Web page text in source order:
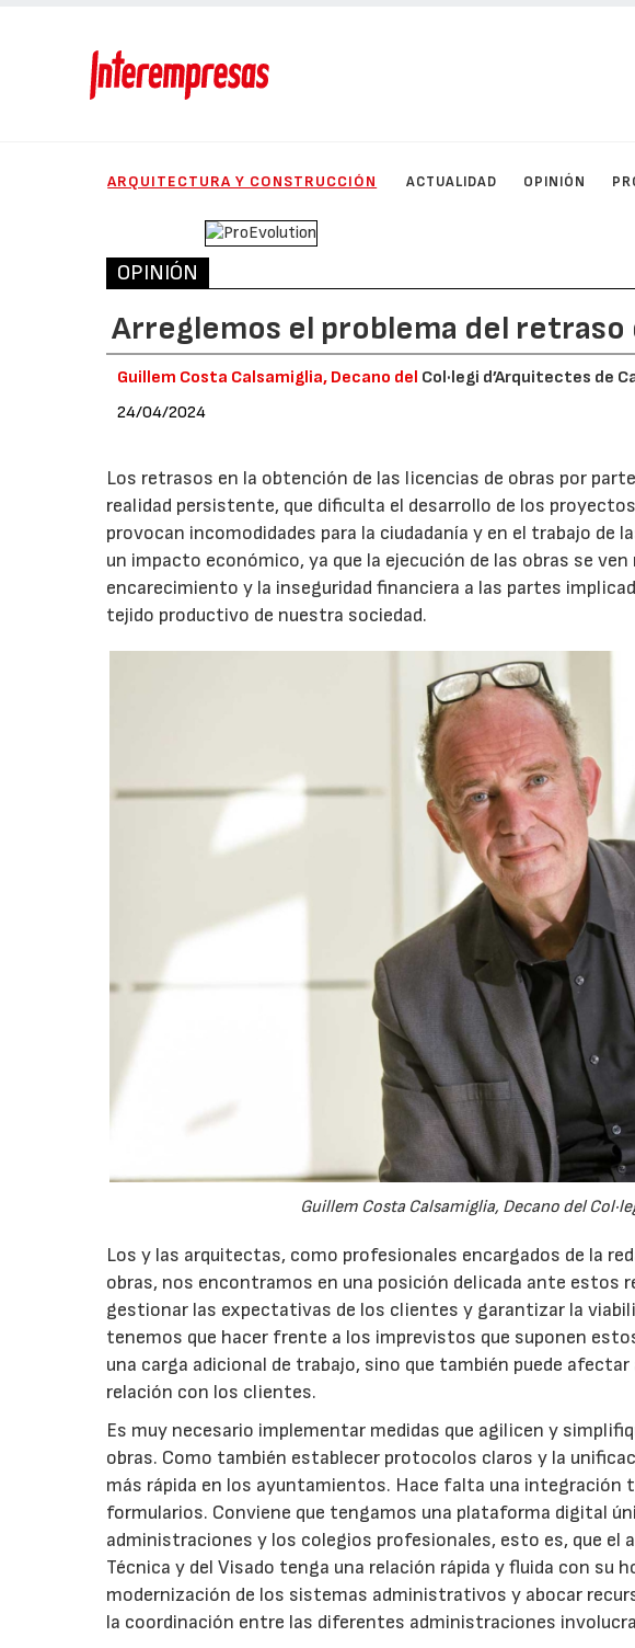
ARQUITECTURA Y CONSTRUCCIÓN ACTUALIDAD OPINIÓN
OPINIÓN
Arreglemos el problema del
Guillem Costa Calsamiglia, Decano del Col·legi d’Arquitectes de
24/04/2024
Los retrasos en la obtención de las licencias de obras por
realidad persistente, que dificulta el desarrollo de los
provocan incomodidades para la ciudadanía y en el trabajo de
un impacto económico, ya que la ejecución de las obras se
encarecimiento y la inseguridad financiera a las partes
tejido productivo de nuestra sociedad.
Guillem Costa Calsamiglia, Decano del
Los y las arquitectas, como profesionales encargados de la
obras, nos encontramos en una posición delicada ante
gestionar las expectativas de los clientes y garantizar la
tenemos que hacer frente a los imprevistos que suponen
una carga adicional de trabajo, sino que también puede
relación con los clientes.
Es muy necesario implementar medidas que agilicen y
obras. Como también establecer protocolos claros y la
más rápida en los ayuntamientos. Hace falta una
formularios. Conviene que tengamos una plataforma digital
administraciones y los colegios profesionales, esto es, que el
Técnica y del Visado tenga una relación rápida y fluida con
modernización de los sistemas administrativos y abocar
la coordinación entre las diferentes administraciones